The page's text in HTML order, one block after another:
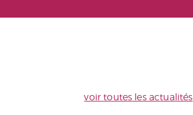
voir toutes les actualités